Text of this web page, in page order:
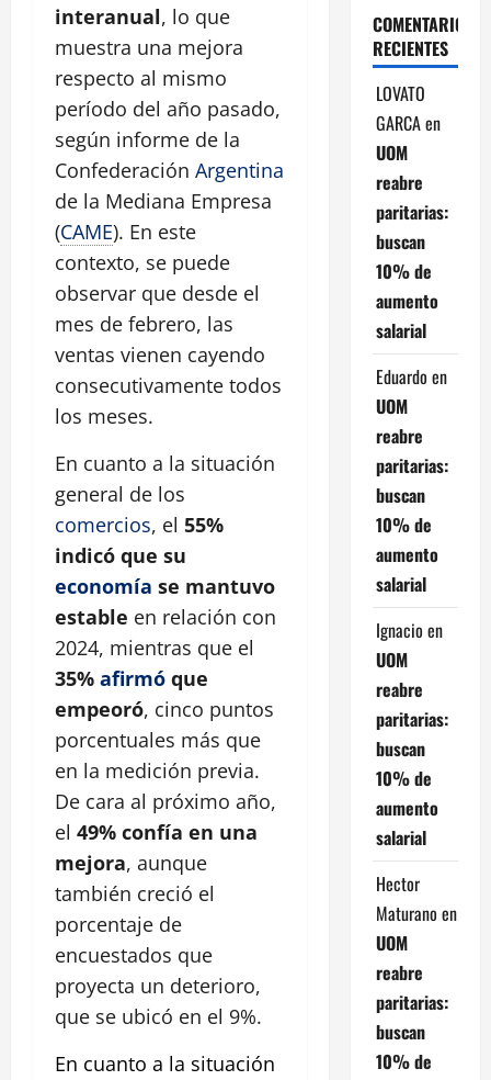
interanual, lo que
muestra una mejora
respecto al mismo
período del año pasado,
según informe de la
Confederación Argentina
de la Mediana Empresa
(CAME). En este
contexto, se puede
observar que desde el
mes de febrero, las
ventas vienen cayendo
consecutivamente todos
los meses.
En cuanto a la situación
general de los
comercios, el 55%
indicó que su
economía se mantuvo
estable en relación con
2024, mientras que el
35% afirmó que
empeoró, cinco puntos
porcentuales más que
en la medición previa.
De cara al próximo año,
el 49% confía en una
mejora, aunque
también creció el
porcentaje de
encuestados que
proyecta un deterioro,
que se ubicó en el 9%.
En cuanto a la situación
COMENTARIOS
RECIENTES
LOVATO
GARCAen
UOM
reabre
paritarias:
buscan
10% de
aumento
salarial
Eduardo en
UOM
reabre
paritarias:
buscan
10% de
aumento
salarial
Ignacio en
UOM
reabre
paritarias:
buscan
10% de
aumento
salarial
Hector
Maturano en
UOM
reabre
paritarias:
buscan
10% de